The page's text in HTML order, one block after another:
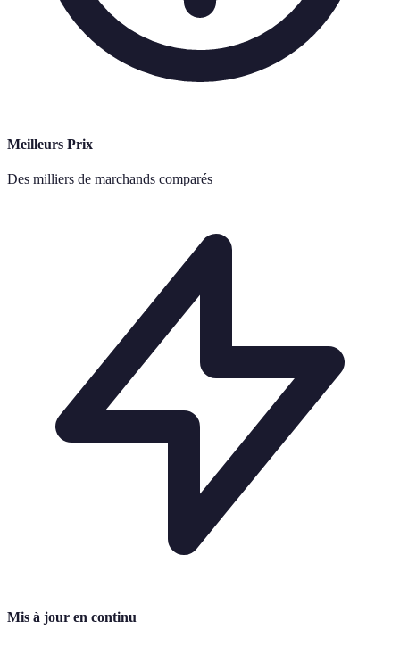
Meilleurs Prix
Des milliers de marchands comparés
Mis à jour en continu